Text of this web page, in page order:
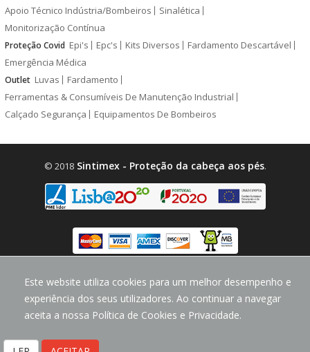
Este website utiliza cookies para um melhor desempenho e
experiência dos seus utilizadores. Ao continuar a navegar
aceita a nossa Política de Cookies e Privacidade.
Apoio Técnico Indústria/Bombeiros
Sinalética
Monitorização Contínua
Proteção Covid Epi's Epc's Kits Diversos
Fardamento Descartável
Emergência Médica
Outlet Luvas
Fardamento
Ferramentas & Consumíveis De Manutenção Industrial
Calçado Segurança
Equipamentos De Bombeiros
© 2018Sintimex - Proteção da cabeça aos pés.
design byCodeMind.PT
Parceiro Digital desde 2018 Top 5% PME